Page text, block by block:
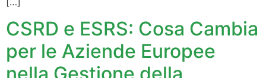
CSRD e ESRS: Cosa Cambia
per le Aziende Europee
nella Gestione della